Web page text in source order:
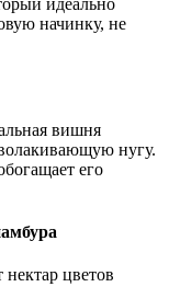
идеально
начинку, не
вишня
нугу.
его
нектар цветов